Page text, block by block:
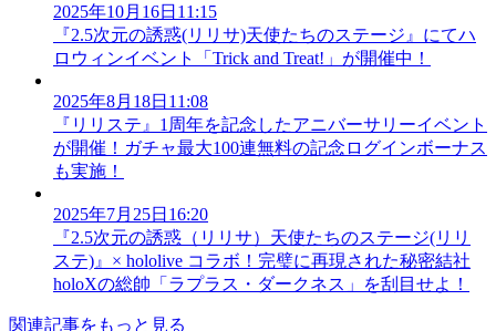
2025年10月16日11:15
『2.5次元の誘惑(リリサ)天使たちのステージ』にてハ
ロウィンイベント「Trick and Treat!」が開催中！
2025年8月18日11:08
『リリステ』1周年を記念したアニバーサリーイベント
が開催！ガチャ最大100連無料の記念ログインボーナス
も実施！
2025年7月25日16:20
『2.5次元の誘惑（リリサ）天使たちのステージ(リリ
ステ)』× hololive コラボ！完璧に再現された秘密結社
holoXの総帥「ラプラス・ダークネス」を刮目せよ！
関連記事をもっと見る